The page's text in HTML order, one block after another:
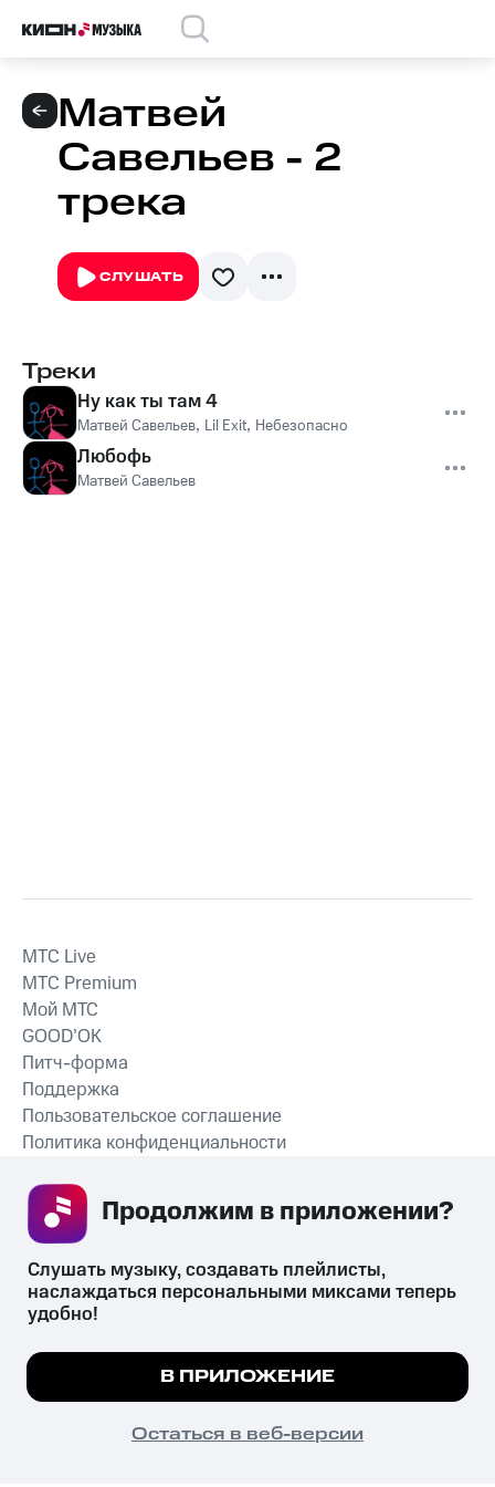
Матвей
Савельев - 2
трека
СЛУШАТЬ
Треки
Ну как ты там 4
Матвей Савельев, Lil Exit, Небезопасно
Любофь
Матвей Савельев
СКАЧАТЬ ПРИЛОЖЕНИЕ
MTС Live
MTС Premium
Мой МТС
GOOD’OK
Питч-форма
Поддержка
Пользовательское соглашение
Политика конфиденциальности
психотропных веществ, их аналогов причиняет вред здоровью,
их незаконный оборот запрещён и влечёт установленную
законодательством ответственность.
© 2026 ООО «КИОН».
Все права защищены
Мы используем куки, чтобы на сайте все
Подробнее
ПОНЯТНО
Слушать музыку, создавать плейлисты,
наслаждаться персональными миксами теперь
удобно!
В ПРИЛОЖЕНИЕ
Остаться в веб-версии